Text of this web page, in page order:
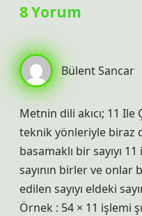
8 Yorum
Bülent Sancar
Metnin dili akıcı; 11 Ile
teknik yönleriyle biraz
basamaklı bir sayıyı
sayının birler ve onlar
edilen sayıyı eldeki
Örnek : 54 × 11 işlemi